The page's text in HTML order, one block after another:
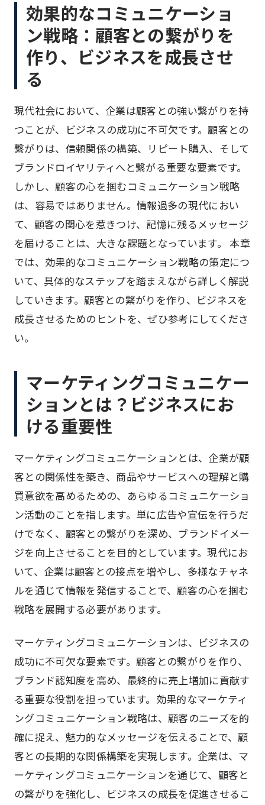
効果的なコミュニケーショ
ン戦略：顧客との繋がりを
作り、ビジネスを成長させ
る
現代社会において、企業は顧客との強い繋がりを持
つことが、ビジネスの成功に不可欠です。顧客との
繋がりは、信頼関係の構築、リピート購入、そして
ブランドロイヤリティへと繋がる重要な要素です。
しかし、顧客の心を掴むコミュニケーション戦略
は、容易ではありません。情報過多の現代におい
て、顧客の関心を惹きつけ、記憶に残るメッセージ
を届けることは、大きな課題となっています。 本章
では、効果的なコミュニケーション戦略の策定につ
いて、具体的なステップを踏まえながら詳しく解説
していきます。顧客との繋がりを作り、ビジネスを
成長させるためのヒントを、ぜひ参考にしてくださ
い。
マーケティングコミュニケー
ションとは？ビジネスにお
ける重要性
マーケティングコミュニケーションとは、企業が顧
客との関係性を築き、商品やサービスへの理解と購
買意欲を高めるための、あらゆるコミュニケーショ
ン活動のことを指します。単に広告や宣伝を行うだ
けでなく、顧客との繋がりを深め、ブランドイメー
ジを向上させることを目的としています。現代にお
いて、企業は顧客との接点を増やし、多様なチャネ
ルを通じて情報を発信することで、顧客の心を掴む
戦略を展開する必要があります。
マーケティングコミュニケーションは、ビジネスの
成功に不可欠な要素です。顧客との繋がりを作り、
ブランド認知度を高め、最終的に売上増加に貢献す
る重要な役割を担っています。効果的なマーケティ
ングコミュニケーション戦略は、顧客のニーズを的
確に捉え、魅力的なメッセージを伝えることで、顧
客との長期的な関係構築を実現します。企業は、マ
ーケティングコミュニケーションを通じて、顧客と
の繋がりを強化し、ビジネスの成長を促進させるこ